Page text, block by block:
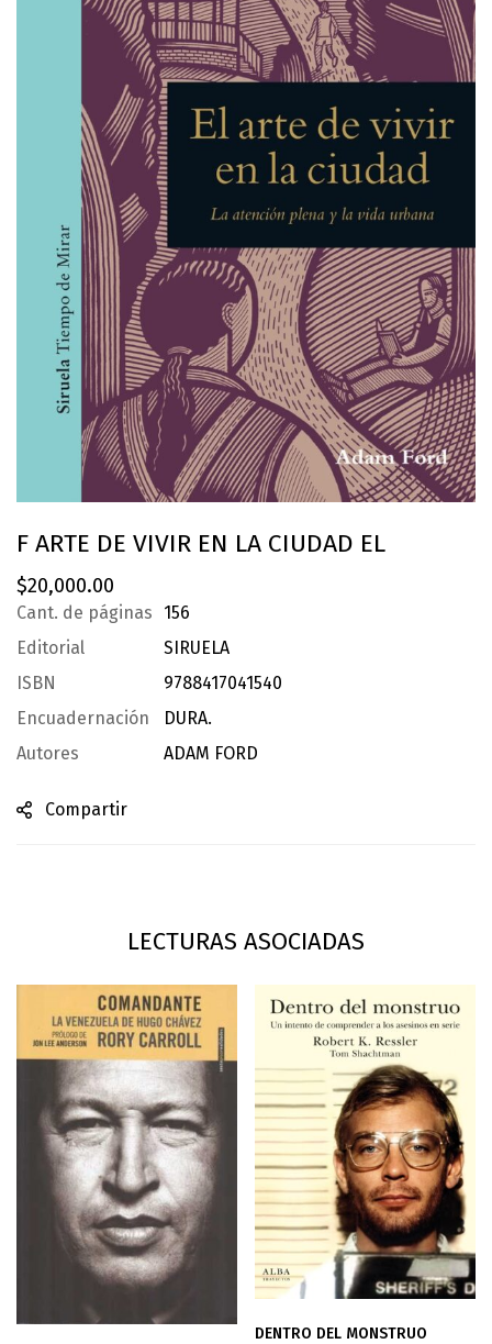
F ARTE DE VIVIR EN LA CIUDAD EL
$20,000.00
Cant. de páginas
156
Editorial
SIRUELA
ISBN
9788417041540
Encuadernación
DURA.
Autores
ADAM FORD
Compartir
LECTURAS ASOCIADAS
DENTRO DEL MONSTRUO